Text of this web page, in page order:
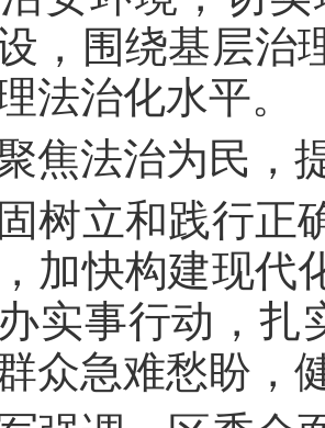
，围绕基层治
法治化水平。
法治为民，提
立和践行正确
加快构建现代
实事行动，扎
众急难愁盼，